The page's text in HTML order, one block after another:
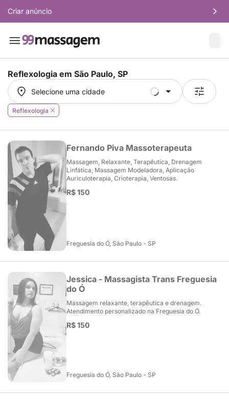
Criar anúncio
Reflexologia em São Paulo, SP
Selecione uma cidade
Selecione uma cidade
Reflexologia
Fernando Piva Massoterapeuta
Massagem, Relaxante, Terapêutica, Drenagem
Linfática, Massagem Modeladora, Aplicação
Auriculoterapia, Crioterapia, Ventosas.
R$ 150
Freguesia do Ó, São Paulo - SP
Jessica - Massagista Trans Freguesia
do Ó
Massagem relaxante, terapêutica e drenagem.
Atendimento personalizado na Freguesia do Ó.
R$ 150
Freguesia do Ó, São Paulo - SP